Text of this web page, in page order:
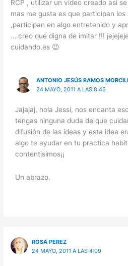
RCP , utilizar un video creado asi
mas me gusta es que participan los
,participan en algo entretenido y
….creo que digna de imitar !!!
cuidando.es 😉
ANTONIO JESÚS RAMOS
24 MAYO, 2011 A LAS 8:45
Jajajaj, hola Jessi, nos encanta
tengas ninguna duda de que
difusión de las ideas y esta idea
algo te ayudar en tu practica
contentisimos¡¡
Un abrazo.
ROSA PEREZ
24 MAYO, 2011 A LAS 4:09